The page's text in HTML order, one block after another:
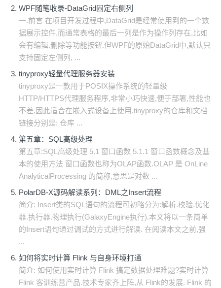
WPF随笔收录-DataGrid固定右侧列
一.前言 在项目开发过程中,DataGrid是经常使用到的一个数
据展示控件,而通常表格的最后一列是作为操作列存在,比如
会有编辑.删除等功能按钮.但WPF的原始DataGrid中,默认只
支持固定左侧列, ...
tinyproxy轻量代理服务器安装
tinyproxy是一款用于POSIX操作系统的轻量级
HTTP/HTTPS代理服务程序,非常小巧快速,便于部署,性能也
不差,因此适合在嵌入式设备上使用,tinyproxy的仓库和文档
链接分别是: 仓库 ...
第五章：SQL高级处理
第五章:SQL高级处理 5.1 窗口函数 5.1.1 窗口函数概念及基
本的使用方法 窗口函数也称为OLAP函数.OLAP 是 OnLine
AnalyticalProcessing 的简称,意思是对数 ...
PolarDB-X源码解读系列：DML之Insert流程
简介: Insert类的SQL语句的流程可初略分为:解析.校验.优化
器.执行器.物理执行(GalaxyEngine执行).本文将以一条简单
的Insert语句通过调试的方式进行解读. 在阅读本文之前,强
...
如何将实时计算 Flink 与自身环境打通
简介: 如何使用实时计算 Flink 搞定数据处理难题?实时计算
Flink 客训练营产品.技术专家齐上阵,从 Flink的发展. Flink 的